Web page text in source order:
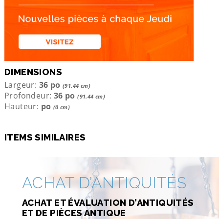
DIMENSIONS
Largeur: 36 po (91.44 cm)
Profondeur: 36 po(91.44 cm)
Hauteur: po (0 cm)
ITEMS SIMILAIRES
ACHAT D’ANTIQUITÉS
ACHAT ET ÉVALUATION D’ANTIQUITÉS
ET DE PIÈCES ANTIQUE